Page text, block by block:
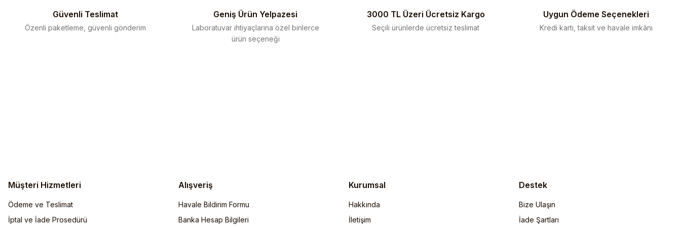
Güvenli Teslimat
Özenli paketleme, güvenli gönderim
Geniş Ürün Yelpazesi
Laboratuvar ihtiyaçlarına özel binlerce
ürün seçeneği
3000 TL Üzeri Ücretsiz Kargo
Seçili ürünlerde ücretsiz teslimat
Uygun Ödeme Seçenekleri
Kredi kartı, taksit ve havale imkânı
Müşteri Hizmetleri
Ödeme ve Teslimat
İptal ve İade Prosedürü
Alışveriş
Havale Bildirim Formu
Banka Hesap Bilgileri
Kurumsal
Hakkında
İletişim
Destek
Bize Ulaşın
İade Şartları